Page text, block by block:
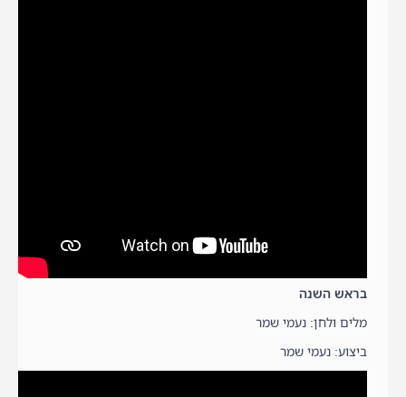
בראש השנה
מלים ולחן: נעמי שמר
ביצוע: נעמי שמר